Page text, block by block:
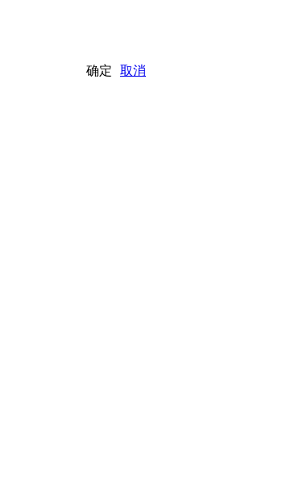
确定 取消